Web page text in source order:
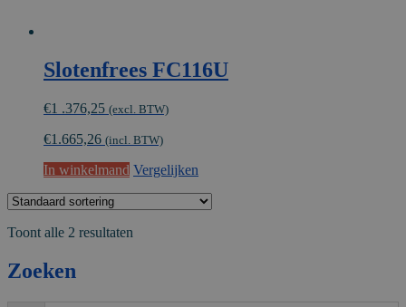
Slotenfrees FC116U
€1 .376,25 (excl. BTW)
€1.665,26 (incl. BTW)
In winkelmand Vergelijken
Toont alle 2 resultaten
Zoeken